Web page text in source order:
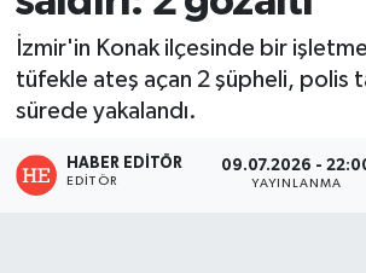
İzmir'in Konak ilçesinde bir
tüfekle ateş açan 2 şüpheli, polis
sürede yakalandı.
HABER EDITÖR
EDITÖR
09.07.2026 -
YAYINLANMA